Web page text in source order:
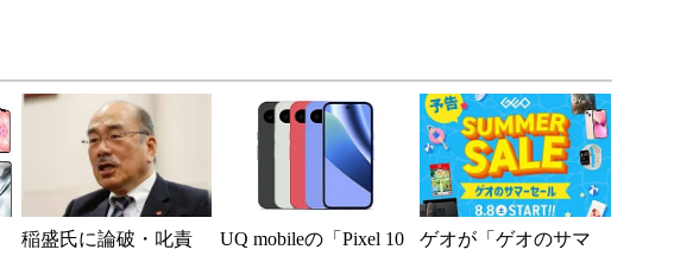
稲盛氏に論破・叱責
UQ mobileの「Pixel 10
ゲオが「ゲオのサマ